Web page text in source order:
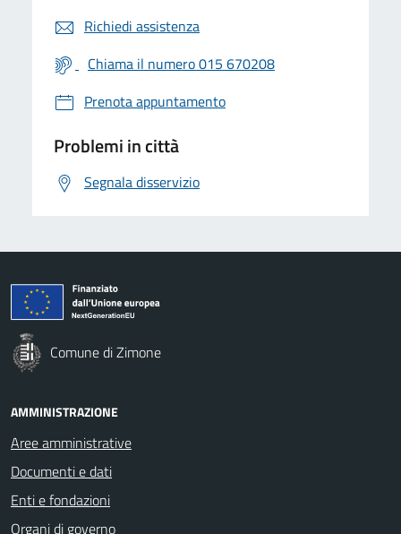
Richiedi assistenza
Chiama il numero 015 670208
Prenota appuntamento
Problemi in città
Segnala disservizio
Comune di Zimone
AMMINISTRAZIONE
Aree amministrative
Documenti e dati
Enti e fondazioni
Organi di governo